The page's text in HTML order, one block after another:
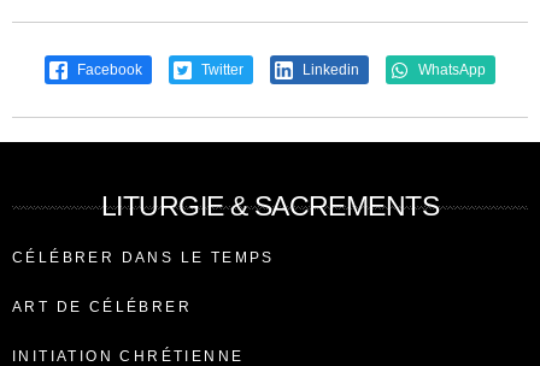
Facebook Twitter Linkedin WhatsApp
LITURGIE & SACREMENTS
CÉLÉBRER DANS LE TEMPS
ART DE CÉLÉBRER
INITIATION CHRÉTIENNE